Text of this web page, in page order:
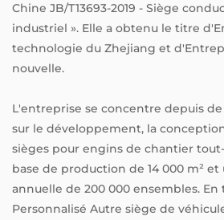
Chine JB/T13693-2019 - Siège
industriel ». Elle a obtenu le titre
technologie du Zhejiang et
nouvelle.
L'entreprise se concentre depuis
sur le développement, la
sièges pour engins de chantier
base de production de 14 000 m²
annuelle de 200 000 ensembles. En
Personnalisé Autre siège de